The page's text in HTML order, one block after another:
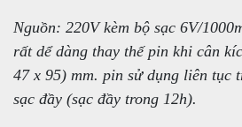
Nguồn: 220V kèm bộ sạc 6V/
rất dể dàng thay thế pin khi cân
47 x 95) mm. pin sử dụng liên tục
sạc đầy (sạc đầy trong 12h).